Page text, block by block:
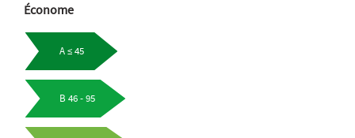
Économe
A ≤ 45
B 46 - 95